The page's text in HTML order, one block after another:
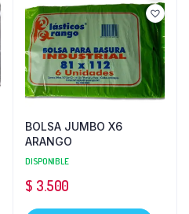
BOLSA JUMBO X6
ARANGO
DISPONIBLE
$ 3.500